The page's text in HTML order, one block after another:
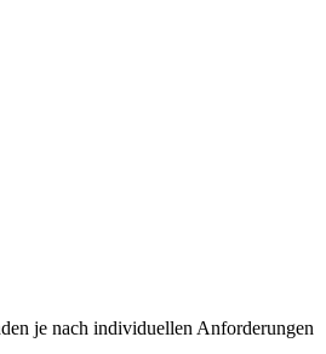
je nach individuellen Anforderungen